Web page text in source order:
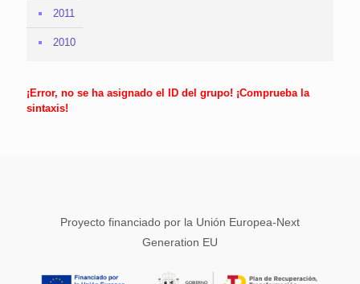
2011
2010
¡Error, no se ha asignado el ID del grupo! ¡Comprueba la
sintaxis!
Proyecto financiado por la Unión Europea-Next
Generation EU